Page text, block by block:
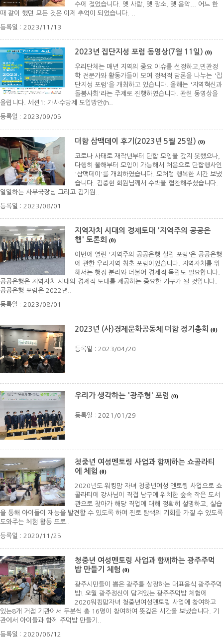
수에 젖었습니다. 옛 사람, 옛 장소, 옛 음악... 어느 한
때 같이 했던 모든 것은 이제 추억이 되었습니다. ..
등록일 : 2023/11/13
2023년 집단지성 포럼 동영상(7월 11일) (0)
우리단체는 매년 지역의 중요 이슈를 선정하고,민관정
학 전문가와 활동가들이 모여 정책적 담론을 나누는 '집
단지성 포럼'을 개최하고 있습니다. 올해는 '지역혁신과
돌봄사회'라는 주제로 진행하였습니다. 관련 동영상을
올립니다. 세션1: 가사수당제 도입방안(h..
등록일 : 2023/09/05
더함 삼맥데이 후기(2023년 5월 25일) (0)
코로나 사태로 재작년부터 단합 모임을 갖지 못했으나,
다행히 올해부터 모임이 가능해서 처음으로 단합행사인
'삼맥데이'를 개최하였습니다. 모처럼 행복한 시간 보냈
습니다. 김중현 회원님께서 수박을 협찬해주셨습니다.
열일하는 사무국장님 그리고 김기원..
등록일 : 2023/08/01
지역자치 시대의 경제토대 '지역주의 공공은
행' 토론회
(0)
이번에 열린 '지역주의 공공은행 설립 포럼'은 공공은행
에 관한 우리지역 최초 포럼이었습니다. 지역자치를 위
해서는 행정 분리와 더불어 경제적 독립도 필요합니다.
공공은행은 지역자치 시대의 경제적 토대를 제공하는 중요한 기구가 될 것입니다.
공공은행 포럼은 2022년..
등록일 : 2023/08/01
2023년 (사)경제문화공동체 더함 정기총회 (0)
등록일 : 2023/04/20
우리가 생각하는 '광주형' 포럼 (0)
등록일 : 2021/01/29
청중년 여성멘토링 사업과 함께하는 쇼콜라티
에 체험 (0)
2020년도 워킹맘 자녀 청중년여성 멘토링 사업으로 쇼
콜라티에 강사님이 직접 남구에 위치한 숲속 작은 도서
관으로 찾아가 해당 직업에 대해 정확히 설명하고, 실습
을 통해 아이들이 재능을 발견할 수 있도록 하여 진로 탐색의 기회를 가질 수 있도록
도와주는 체험 활동 프로..
등록일 : 2020/11/25
청중년 여성멘토링 사업과 함께하는 광주주먹
밥 만들기 체험 (0)
광주시민들이 뽑은 광주를 상징하는 대표음식 광주주먹
밥! 오월 광주정신이 담겨있는 광주주먹밥 체험에
2020워킹맘자녀 청중년여성멘토링 사업에 참여하고
있는8개 거점 기관에서 두분씩 총 16명이 참여하여 뜻깊은 시간을 보냈습니다. 기
관에서 아이들과 함께 주먹밥 만들기..
등록일 : 2020/06/12